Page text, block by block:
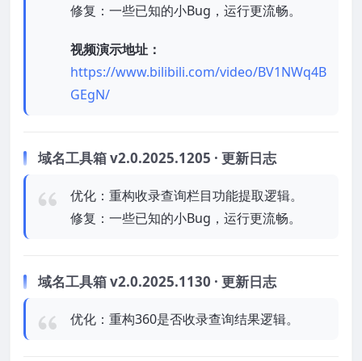
修复：一些已知的小Bug，运行更流畅。
视频演示地址：
https://www.bilibili.com/video/BV1NWq4B
GEgN/
域名工具箱 v2.0.2025.1205 · 更新日志
优化：重构收录查询栏目功能提取逻辑。
修复：一些已知的小Bug，运行更流畅。
域名工具箱 v2.0.2025.1130 · 更新日志
优化：重构360是否收录查询结果逻辑。